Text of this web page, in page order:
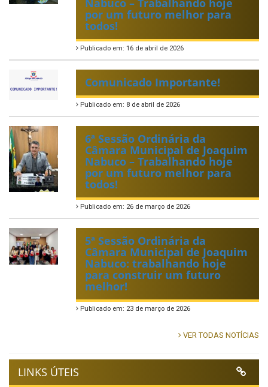
Nabuco – Trabalhando hoje
por um futuro melhor para
todos!
Publicado em: 16 de abril de 2026
Comunicado Importante!
Publicado em: 8 de abril de 2026
6ª Sessão Ordinária da
Câmara Municipal de Joaquim
Nabuco – Trabalhando hoje
por um futuro melhor para
todos!
Publicado em: 26 de março de 2026
5ª Sessão Ordinária da
Câmara Municipal de Joaquim
Nabuco: trabalhando hoje
para construir um futuro
melhor!
Publicado em: 23 de março de 2026
VER TODAS NOTÍCIAS
LINKS ÚTEIS